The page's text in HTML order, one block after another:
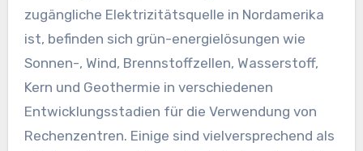
zugängliche Elektrizitätsquelle in Nordamerika
ist, befinden sich grün-energielösungen wie
Sonnen-, Wind, Brennstoffzellen, Wasserstoff,
Kern und Geothermie in verschiedenen
Entwicklungsstadien für die Verwendung von
Rechenzentren. Einige sind vielversprechend als